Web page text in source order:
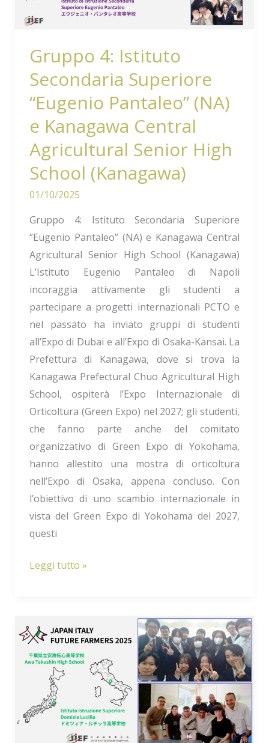
Gruppo 4: Istituto
Secondaria Superiore
“Eugenio Pantaleo” (NA)
e Kanagawa Central
Agricultural Senior High
School (Kanagawa)
01/10/2025
Gruppo 4: Istituto Secondaria Superiore
“Eugenio Pantaleo” (NA) e Kanagawa Central
Agricultural Senior High School (Kanagawa)
L’Istituto Eugenio Pantaleo di Napoli
incoraggia attivamente gli studenti a
partecipare a progetti internazionali PCTO e
nel passato ha inviato gruppi di studenti
all’Expo di Dubai e all’Expo di Osaka-Kansai. La
Prefettura di Kanagawa, dove si trova la
Kanagawa Prefectural Chuo Agricultural High
School, ospiterà l’Expo Internazionale di
Orticoltura (Green Expo) nel 2027; gli studenti,
che fanno parte anche del comitato
organizzativo di Green Expo di Yokohama,
hanno allestito una mostra di orticoltura
nell’Expo di Osaka, appena concluso. Con
l’obiettivo di uno scambio internazionale in
vista del Green Expo di Yokohama del 2027,
questi
Pantaleo”
(NA)
Kanagawa
Central
Agricultural
Senior
High
School
(Kanagawa)
Leggi tutto »
Gruppo
3:
Istituto
Istruzione
Superiore
“Domizia